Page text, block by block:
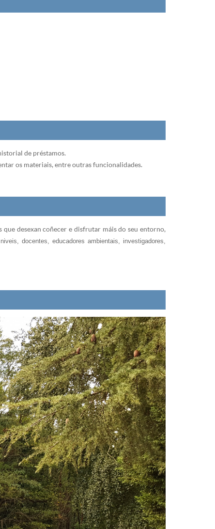
de préstamos.
os materiais, entre outras funcionalidades.
desexan coñecer e disfrutar máis do seu entorno,
docentes, educadores ambientais, investigadores,